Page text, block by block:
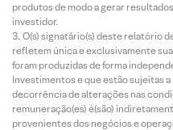
produtos de modo a gerar
investidor.
O(s) signatário(s) deste relatório
refletem única e exclusivamente
foram produzidas de forma
Investimentos e que estão sujeitas
decorrência de alterações nas
remuneração(es) é(são)
provenientes dos negócios e